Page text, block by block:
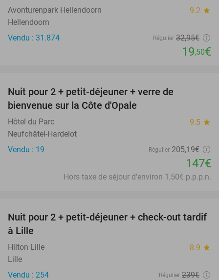
Avonturenpark Hellendoorn 9.2 star
Hellendoorn
Vendu : 31.874
Régulier 32,95€
19,50€
Nuit pour 2 + petit-déjeuner + verre de
bienvenue sur la Côte d'Opale
Hôtel du Parc 9.5 star
Neufchâtel-Hardelot
Vendu : 19
Régulier 205,19€
147€
Hors taxe de séjour d'environ 1,50€ p.p.p.n.
50%
Nuit pour 2 + petit-déjeuner + check-out tardif
à Lille
Hilton Lille 8.9 star
Lille
Vendu : 254
Régulier 239€